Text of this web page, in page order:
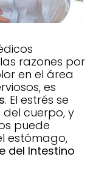
razones por
en el área
es
. El estrés se
cuerpo, y
puede
estómago,
del Intestino